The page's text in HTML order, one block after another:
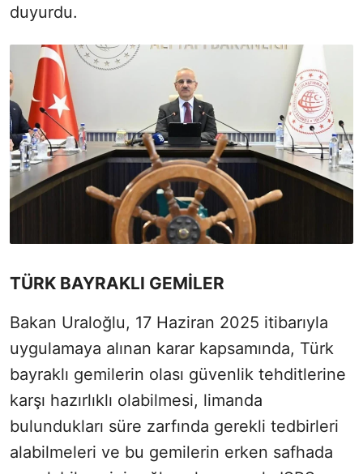
duyurdu.
TÜRK BAYRAKLI GEMİLER
Bakan Uraloğlu, 17 Haziran 2025 itibarıyla
uygulamaya alınan karar kapsamında, Türk
bayraklı gemilerin olası güvenlik tehditlerine
karşı hazırlıklı olabilmesi, limanda
bulundukları süre zarfında gerekli tedbirleri
alabilmeleri ve bu gemilerin erken safhada